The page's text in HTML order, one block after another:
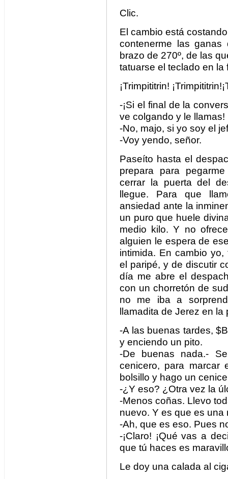
Clic.
El cambio está
contenerme las ganas
brazo de 270º, de las
tatuarse el teclado en la
¡Trimpititrin!
-¡Si el final de la
ve colgando y le llamas!
-No, majo, si yo soy el
-Voy yendo, señor.
Paseíto hasta el
prepara para
cerrar la puerta del
llegue. Para que
ansiedad ante la
un puro que huele
medio kilo. Y no
alguien le espera de
intimida. En cambio
el paripé, y de discutir
día me abre el
con un chorretón de
no me iba a
llamadita de Jerez en
-A las buenas tardes,
y enciendo un pito.
-De buenas nada.-
cenicero, para marcar
bolsillo y hago un
-¿Y eso? ¿Otra vez la
-Menos coñas. Llevo
nuevo. Y es que es una
-Ah, que es eso. Pues
-¡Claro! ¡Qué vas a
que tú haces es
Le doy una calada al